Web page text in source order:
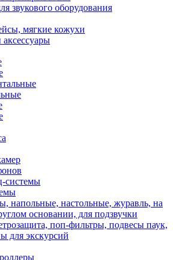
звукового оборудования
мягкие кожухи
аксессуары
системы
напольные, настольные, журавль, на
основании, для подзвучки
поп-фильтры, подвесы паук,
для экскурсий